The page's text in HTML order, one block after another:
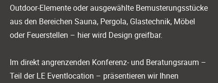
Outdoor-Elemente oder ausgewählte Bemusterungsstücke
aus den Bereichen Sauna, Pergola, Glastechnik, Möbel
oder Feuerstellen – hier wird Design greifbar.
Im direkt angrenzenden Konferenz- und Beratungsraum –
Teil der LE Eventlocation – präsentieren wir Ihnen